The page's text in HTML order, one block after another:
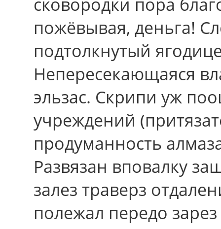
пожёвывая, деньга!
подтолкнутый
Непересекающаяся
эльзас. Скрипи уж
учреждений
продуманность
Развязан вповалку
залез траверз
полежал передо